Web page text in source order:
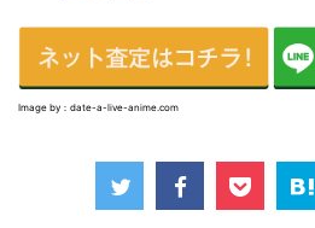
Image by：date-a-live-anime.com